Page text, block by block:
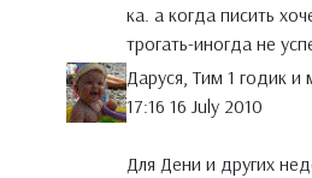
ка. а когда писить
трогать-иногда не
Даруся, Тим 1 годик
17:16 16 July 2010
Для Дени и других